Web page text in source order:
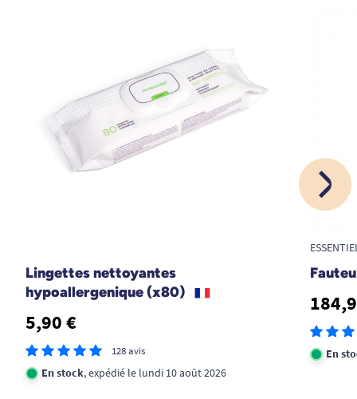
Lingettes nettoyantes
hypoallergenique (x80)
5,90 €
128 avis
En stock, expédié le lundi 10 août 2026
En